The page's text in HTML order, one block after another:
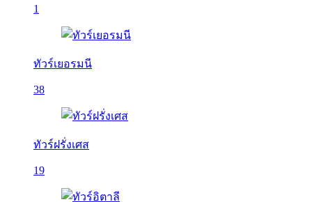
1
ทัวร์เยอรมนี
38
ทัวร์ฝรั่งเศส
19